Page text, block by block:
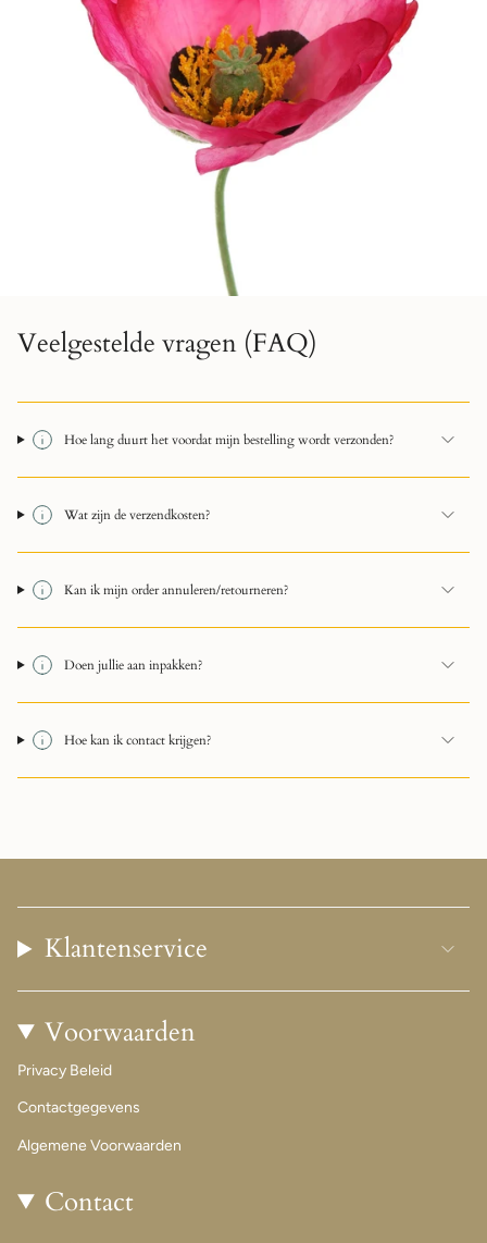
Veelgestelde vragen (FAQ)
Hoe lang duurt het voordat mijn bestelling wordt verzonden?
Wat zijn de verzendkosten?
Kan ik mijn order annuleren/retourneren?
Doen jullie aan inpakken?
Hoe kan ik contact krijgen?
Klantenservice
Voorwaarden
Privacy Beleid
Contactgegevens
Algemene Voorwaarden
Contact